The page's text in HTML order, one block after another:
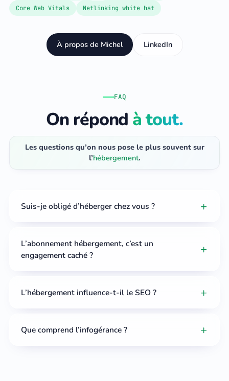
Core Web Vitals
Netlinking white hat
À propos de Michel LinkedIn
FAQ
On répond à tout.
Les questions qu’on nous pose le plus souvent sur
l’hébergement.
Suis-je obligé d’héberger chez vous ?
L’abonnement hébergement, c’est un
engagement caché ?
L’hébergement influence-t-il le SEO ?
Que comprend l’infogérance ?